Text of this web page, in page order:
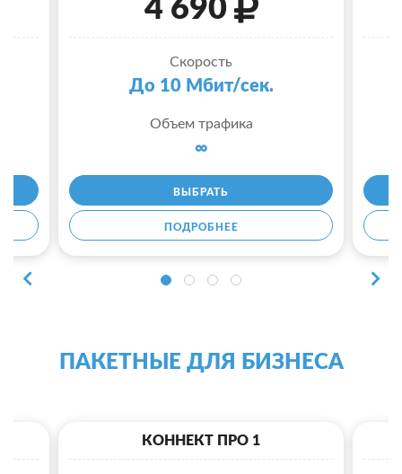
4 690
Скорость
До 10 Мбит/сек.
Объем трафика
∞
ВЫБРАТЬ
ПОДРОБНЕЕ
ПАКЕТНЫЕ ДЛЯ БИЗНЕСА
КОННЕКТ ПРО 1